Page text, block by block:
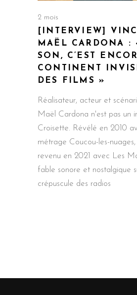
2 mois
[INTERVIEW]
MAËL CARDONA :
SON, C’EST
CONTINENT
DES FILMS »
Réalisateur, acteur et
Maël Cardona n'est pas un
Croisette. Révélé en 2010
métrage Coucou-les-
revenu en 2021 avec Les
fable sonore et nostalgique
crépuscule des radios